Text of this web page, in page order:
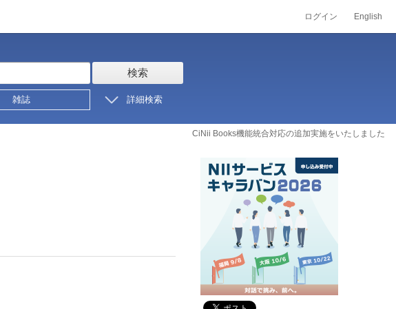
ログイン English
検索
雑誌 詳細検索
CiNii Books機能統合対応の追加実施をいたしました